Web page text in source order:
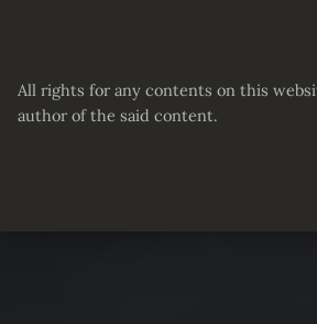
All rights for any contents on this
author of the said content.